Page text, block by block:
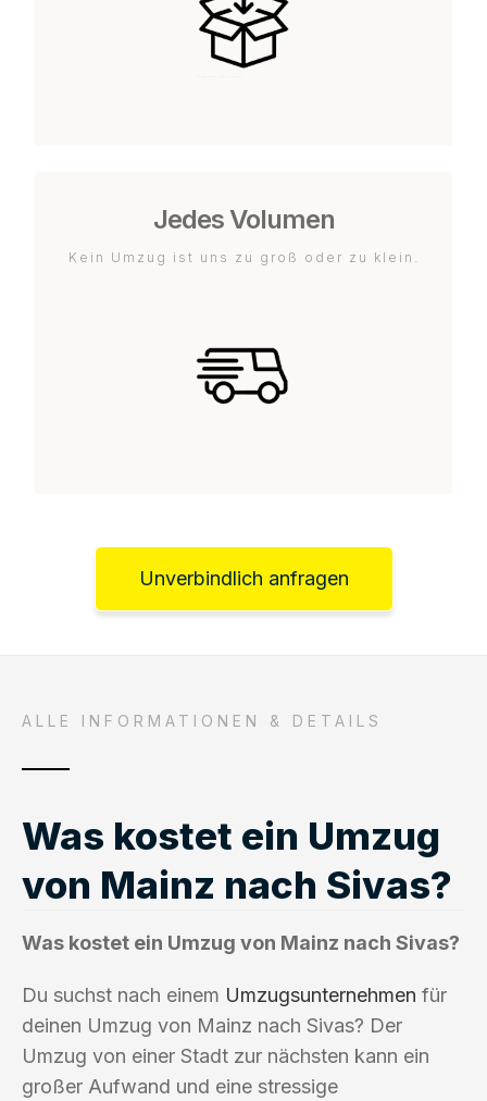
Jedes Volumen
Kein Umzug ist uns zu groß oder zu klein.
Unverbindlich anfragen
ALLE INFORMATIONEN & DETAILS
Was kostet ein Umzug
von Mainz nach Sivas?
Was kostet ein Umzug von Mainz nach Sivas?
Du suchst nach einem Umzugsunternehmen für
deinen Umzug von Mainz nach Sivas? Der
Umzug von einer Stadt zur nächsten kann ein
großer Aufwand und eine stressige